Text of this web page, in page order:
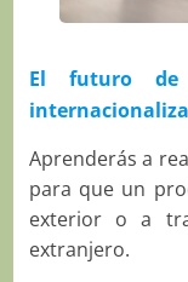
El futuro
Aprenderás a
para que un
exterior o a
extranjero.